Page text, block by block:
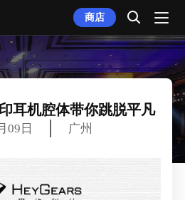
商店
耳机腔体带你跳脱平凡
09日 广州